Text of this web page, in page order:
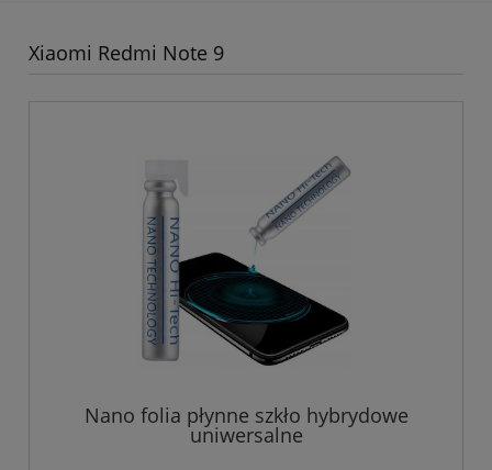
Xiaomi Redmi Note 9
Nano folia płynne szkło hybrydowe
uniwersalne